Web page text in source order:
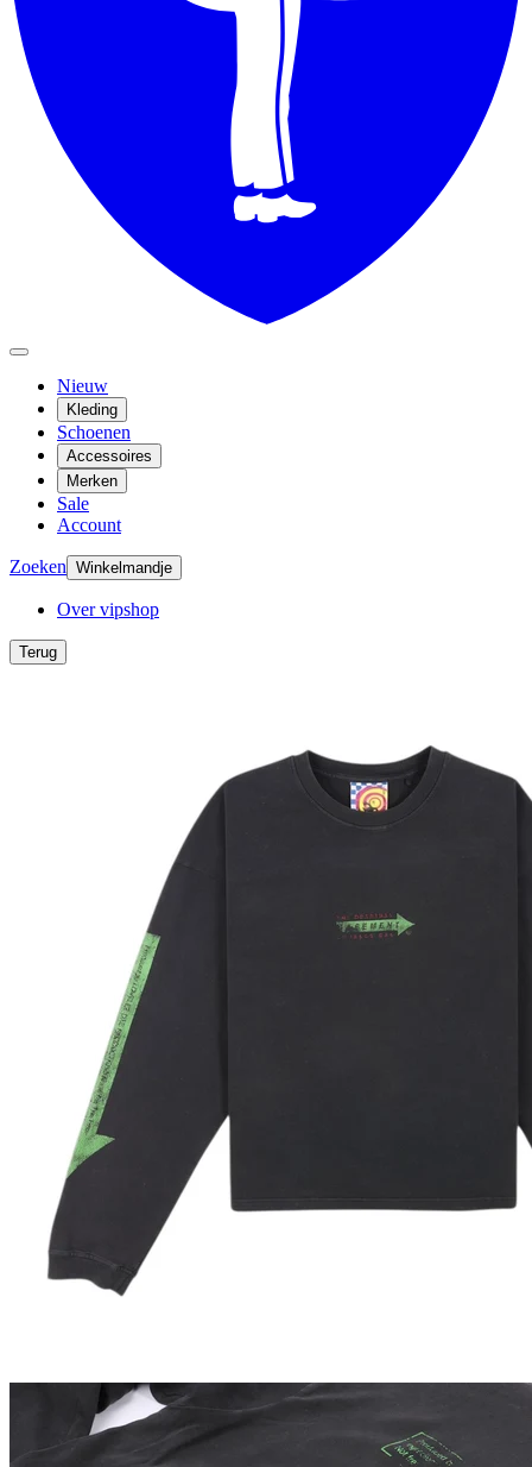
Nieuw
Kleding
Schoenen
Accessoires
Merken
Sale
Account
Zoeken Winkelmandje
Over vipshop
Terug